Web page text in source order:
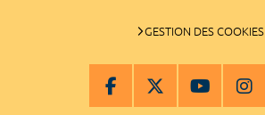
GESTION DES COOKIES